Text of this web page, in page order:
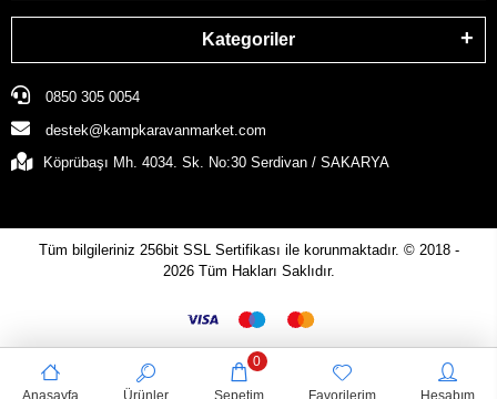
Kategoriler
0850 305 0054
destek@kampkaravanmarket.com
Köprübaşı Mh. 4034. Sk. No:30 Serdivan / SAKARYA
Tüm bilgileriniz 256bit SSL Sertifikası ile korunmaktadır. © 2018 -
2026 Tüm Hakları Saklıdır.
Anasayfa Ürünler Sepetim
0
Favorilerim Hesabım